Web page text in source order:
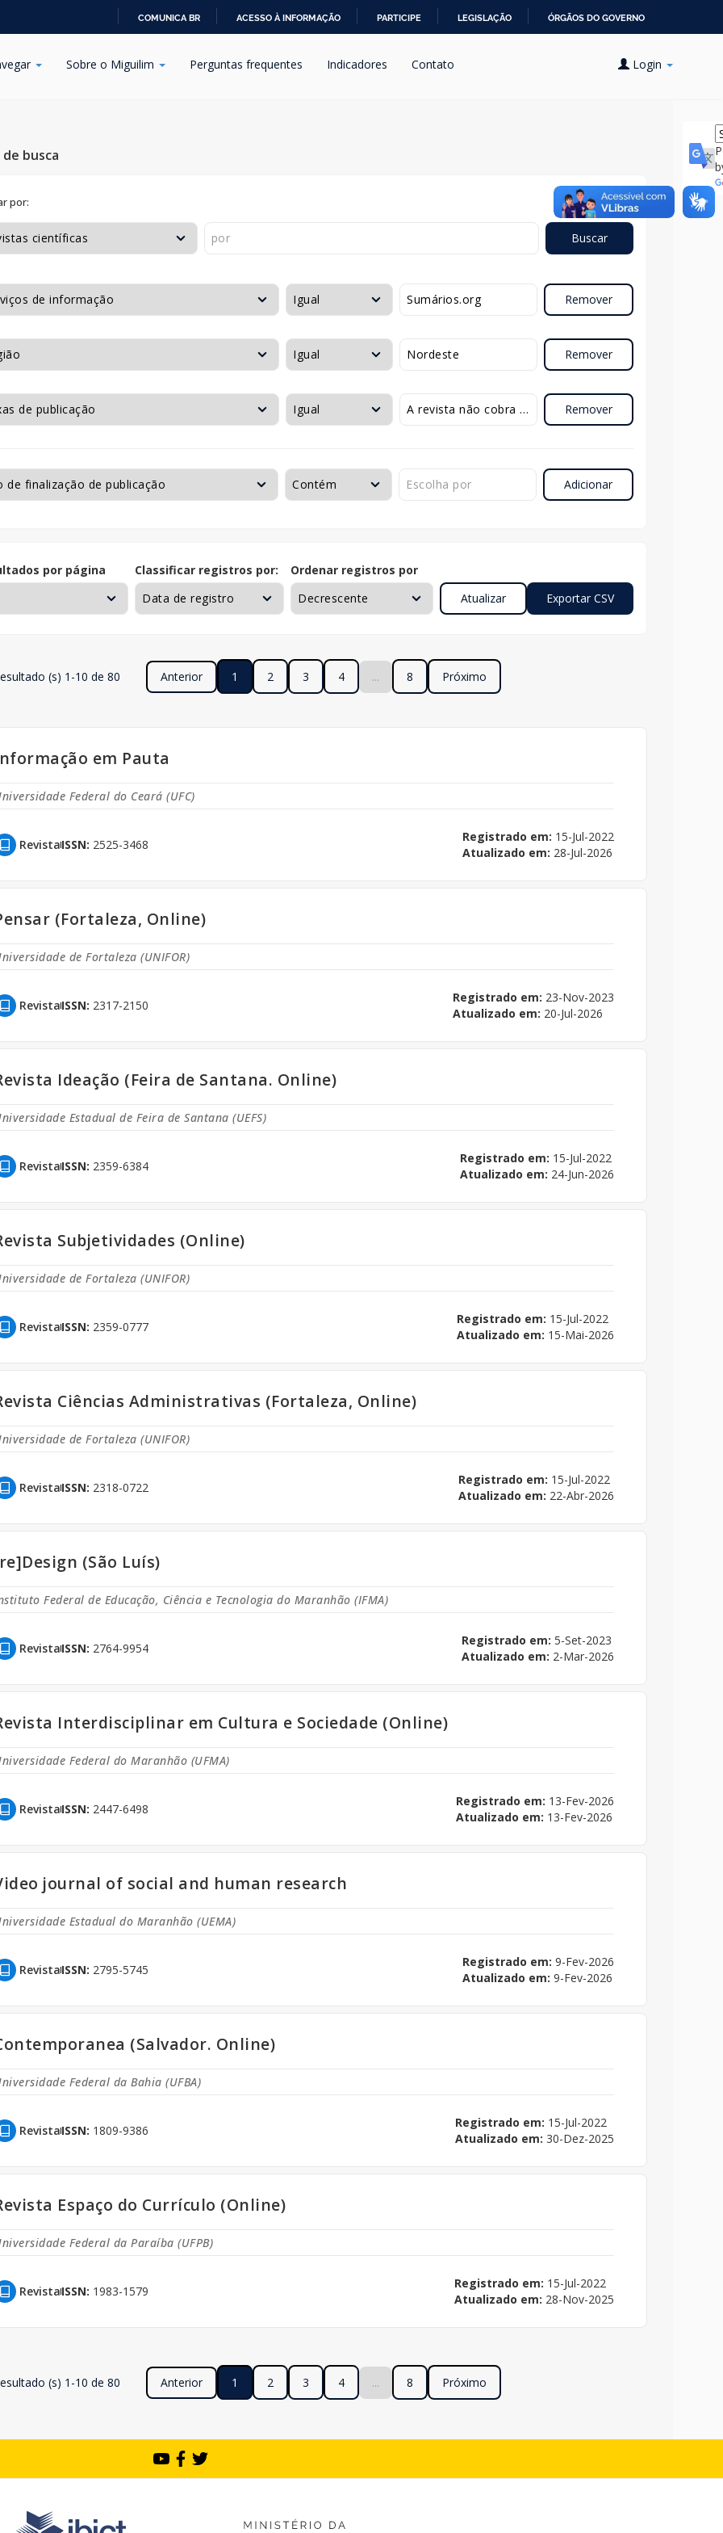
PARA
COMUNICA BR ACESSO À INFORMAÇÃO PARTICIPE LEGISLAÇÃO ÓRGÃOS DO GOVERNO
Sobre o Miguilim Perguntas frequentes Indicadores Contato Login
busca
por:
Buscar
Remover
Remover
Remover
Adicionar
por página Classificar registros por: Ordenar registros por
(s) 1-10 de 80 Anterior 1 2 3 4 ... 8 Próximo
em Pauta
Federal do Ceará (UFC)
RevistaISSN: 2525-3468
Registrado em: 15-Jul-2022
Atualizado em: 28-Jul-2026
(Fortaleza, Online)
de Fortaleza (UNIFOR)
RevistaISSN: 2317-2150
Registrado em: 23-Nov-2023
Atualizado em: 20-Jul-2026
Ideação (Feira de Santana. Online)
Estadual de Feira de Santana (UEFS)
RevistaISSN: 2359-6384
Registrado em: 15-Jul-2022
Atualizado em: 24-Jun-2026
Subjetividades (Online)
de Fortaleza (UNIFOR)
RevistaISSN: 2359-0777
Registrado em: 15-Jul-2022
Atualizado em: 15-Mai-2026
Ciências Administrativas (Fortaleza, Online)
de Fortaleza (UNIFOR)
RevistaISSN: 2318-0722
Registrado em: 15-Jul-2022
Atualizado em: 22-Abr-2026
(São Luís)
Federal de Educação, Ciência e Tecnologia do Maranhão (IFMA)
RevistaISSN: 2764-9954
Registrado em: 5-Set-2023
Atualizado em: 2-Mar-2026
Interdisciplinar em Cultura e Sociedade (Online)
Federal do Maranhão (UFMA)
RevistaISSN: 2447-6498
Registrado em: 13-Fev-2026
Atualizado em: 13-Fev-2026
journal of social and human research
Estadual do Maranhão (UEMA)
RevistaISSN: 2795-5745
Registrado em: 9-Fev-2026
Atualizado em: 9-Fev-2026
(Salvador. Online)
Federal da Bahia (UFBA)
RevistaISSN: 1809-9386
Registrado em: 15-Jul-2022
Atualizado em: 30-Dez-2025
Espaço do Currículo (Online)
Federal da Paraíba (UFPB)
RevistaISSN: 1983-1579
Registrado em: 15-Jul-2022
Atualizado em: 28-Nov-2025
(s) 1-10 de 80 Anterior 1 2 3 4 ... 8 Próximo